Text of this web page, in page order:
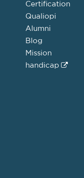
Certification
Qualiopi
Alumni
Blog
Mission
handicap